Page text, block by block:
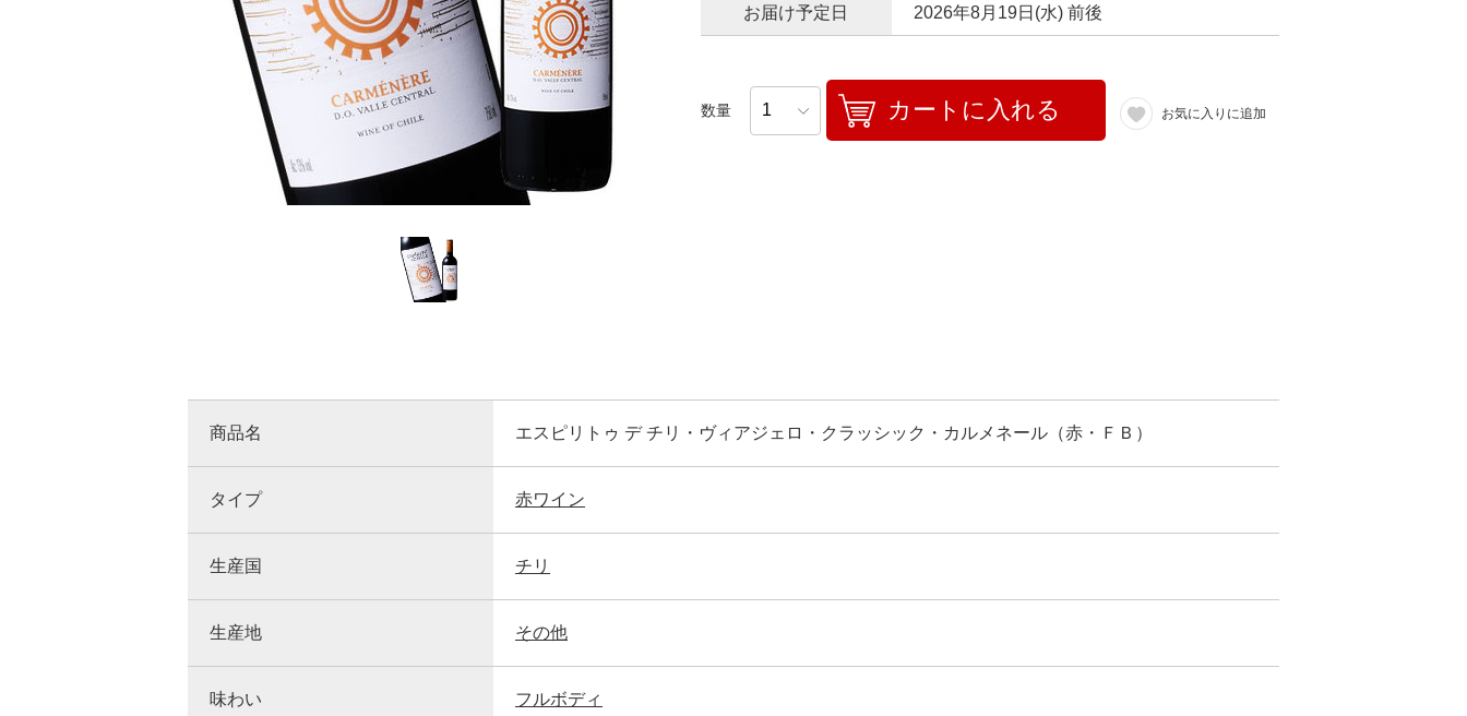
お届け予定日 2026年8月19日(水) 前後
数量 カートに入れる お気に入りに追加
商品名 エスピリトゥ デ チリ・ヴィアジェロ・クラッシック・カルメネール（赤・ＦＢ）
タイプ 赤ワイン
生産国 チリ
生産地 その他
味わい フルボディ